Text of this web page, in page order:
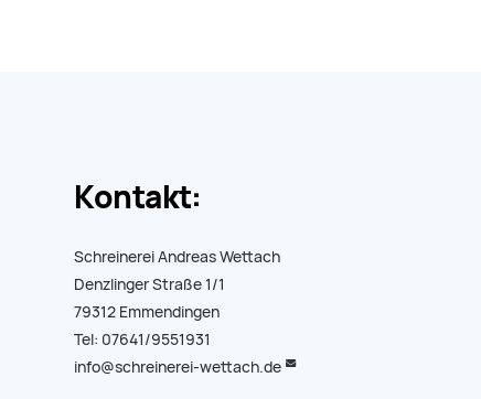
Kontakt:
Schreinerei Andreas Wettach
Denzlinger Straße 1/1
79312 Emmendingen
Tel: 07641/9551931
info@schreinerei-wettach.de